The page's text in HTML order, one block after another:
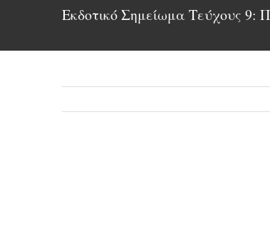
Εκδοτικό Σημείωμα Τεύχους 9: